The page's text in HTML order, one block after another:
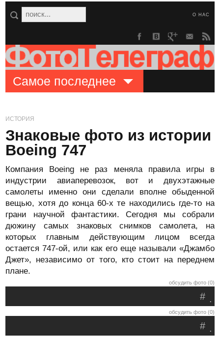
О НАС
Самое последнее
ИСТОРИЯ
Знаковые фото из истории
Boeing 747
Компания Boeing не раз меняла правила игры в
индустрии авиаперевозок, вот и двухэтажные
самолеты именно они сделали вполне обыденной
вещью, хотя до конца 60-х те находились где-то на
грани научной фантастики. Сегодня мы собрали
дюжину самых знаковых снимков самолета, на
которых главным действующим лицом всегда
остается 747-ой, или как его еще называли «Джамбо
Джет», независимо от того, кто стоит на переднем
плане.
обсудить фото (0)
.
#
обсудить фото (0)
.
#